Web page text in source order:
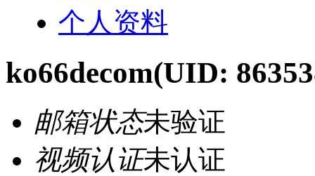
个人资料
ko66decom(UID:
邮箱状态未验证
视频认证未认证